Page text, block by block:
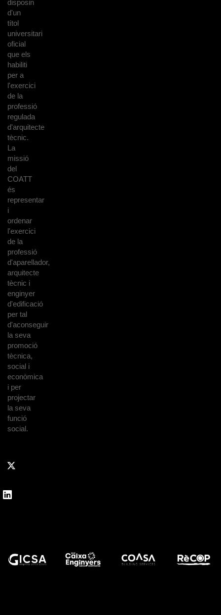
disposin
d'un
títol
universitari
oficial
que els
habiliti
per a
l'exercici
de la
professió
regulada
d'arquitecte
tècnic.
La
missió
del
COATT
és
representar
i
ordenar
l'exercici
de la
professió
d'aparellador,
arquitecte
tècnic i
enginyer
d'edificació
per tal
d'aconseguir
la seva
promoció
tècnica,
social i
econòmica
i per
projectar
la seva
funció
social.